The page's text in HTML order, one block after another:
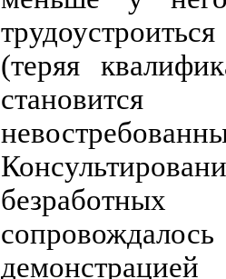
(теряя
становится
безработных
сопровождалось